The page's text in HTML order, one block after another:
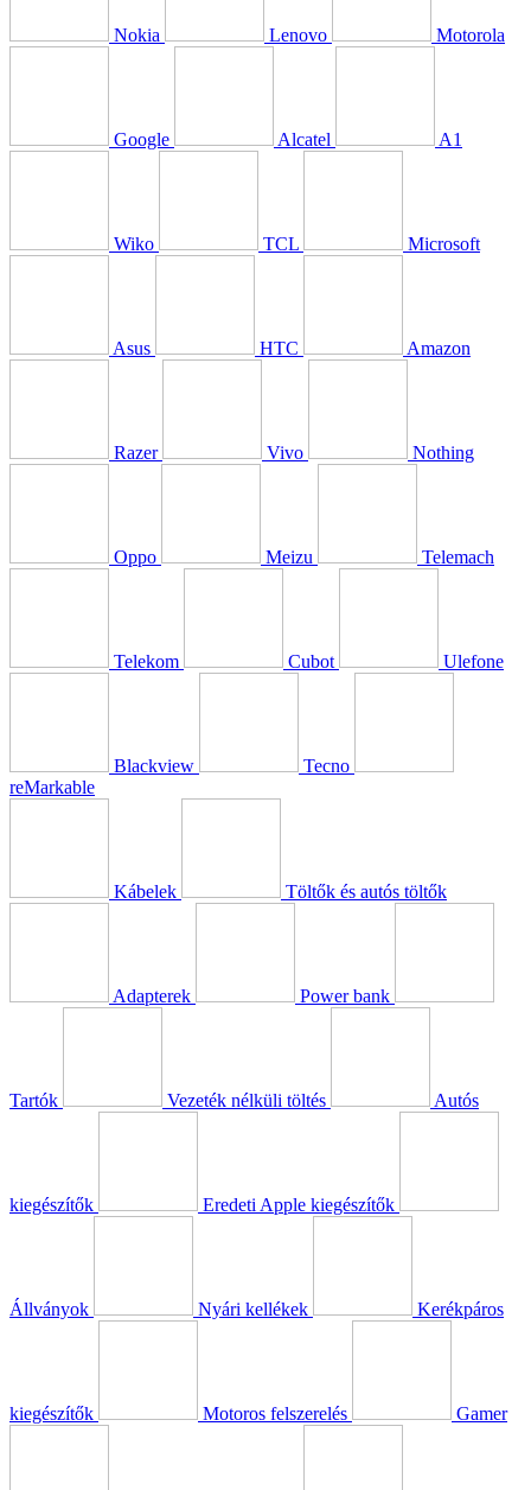
Nokia Lenovo Motorola
Google Alcatel A1
Wiko TCL Microsoft
Asus HTC Amazon
Razer Vivo Nothing
Oppo Meizu Telemach
Telekom Cubot Ulefone
Blackview
Tecno
reMarkable
Kábelek Töltők és autós töltők
Adapterek Power bank
Tartók Vezeték nélküli töltés Autós
kiegészítők Eredeti Apple kiegészítők
Állványok Nyári kellékek Kerékpáros
kiegészítők Motoros felszerelés Gamer